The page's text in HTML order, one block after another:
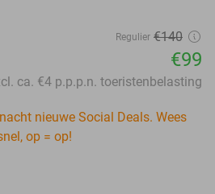
Regulier €140
€99
ca. €4 p.p.p.n. toeristenbelasting
nieuwe Social Deals. Wees
op = op!